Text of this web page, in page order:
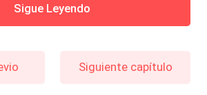
Sigue Leyendo
Siguiente capítulo